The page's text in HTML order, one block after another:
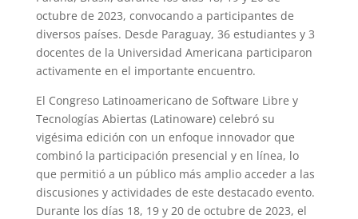
octubre de 2023, convocando a participantes de
diversos países. Desde Paraguay, 36 estudiantes y 3
docentes de la Universidad Americana participaron
activamente en el importante encuentro.
El Congreso Latinoamericano de Software Libre y
Tecnologías Abiertas (Latinoware) celebró su
vigésima edición con un enfoque innovador que
combinó la participación presencial y en línea, lo
que permitió a un público más amplio acceder a las
discusiones y actividades de este destacado evento.
Durante los días 18, 19 y 20 de octubre de 2023, el